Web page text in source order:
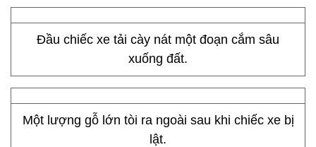
Đầu chiếc xe tải cày nát một đoạn cắm sâu
xuống đất.
Một lượng gỗ lớn tòi ra ngoài sau khi chiếc xe bị
lật.